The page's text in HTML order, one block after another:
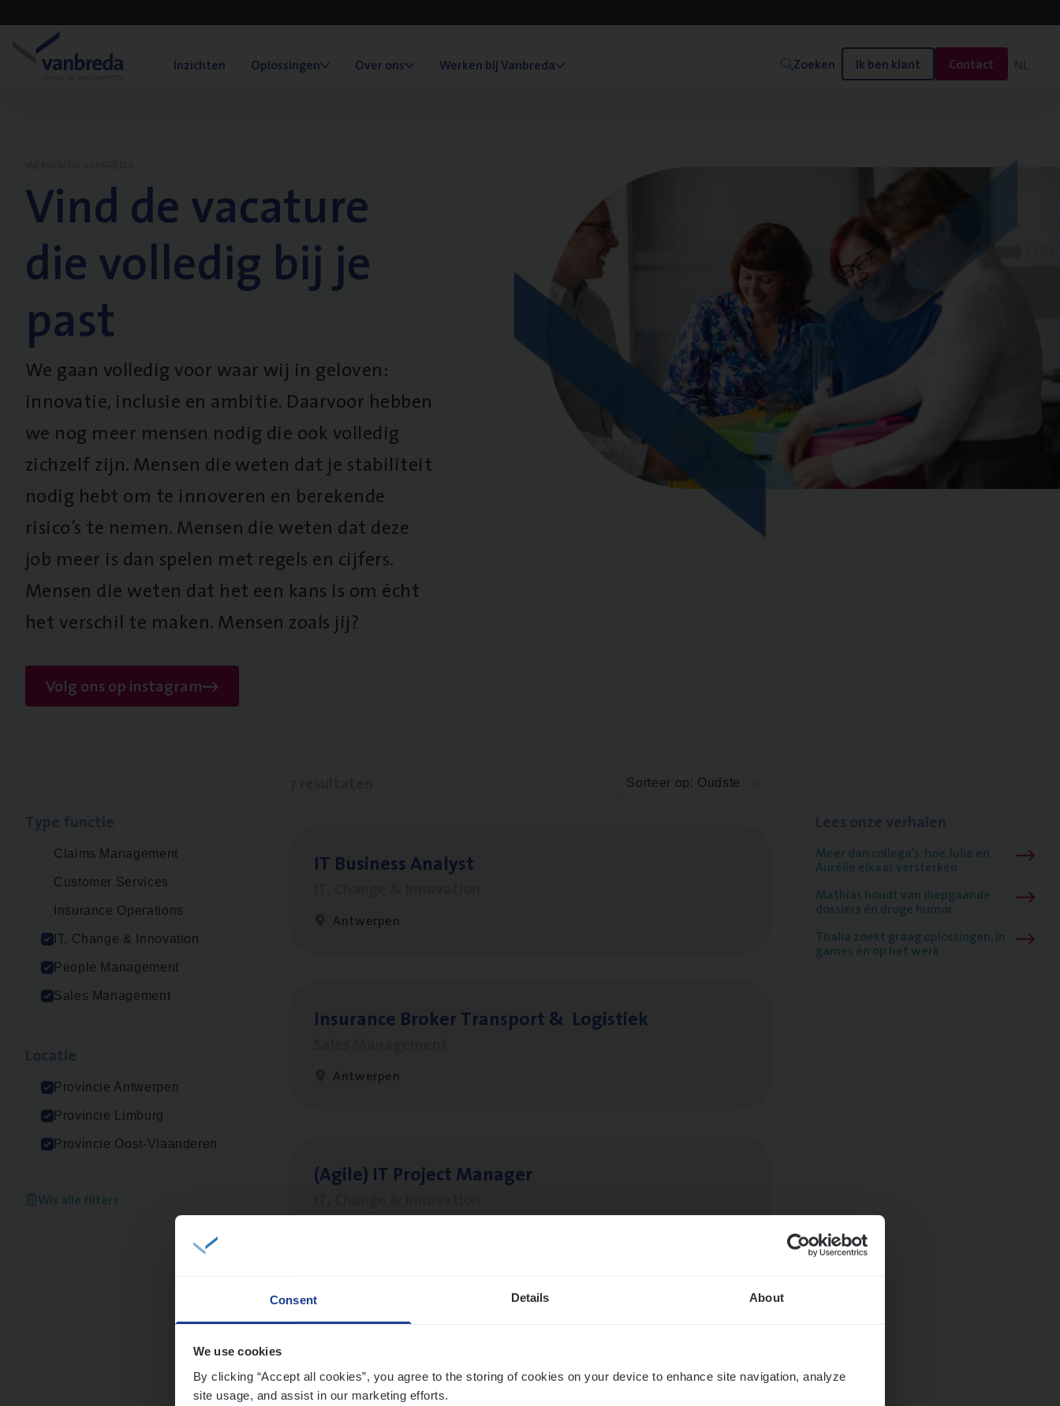
Consent Details About
We use cookies
By clicking “Accept all cookies”, you agree to the storing of cookies on your device to enhance site navigation, analyze
site usage, and assist in our marketing efforts.
Inzichten Oplossingen Over ons Werken bij Vanbreda Zoeken Ik ben klant Contact NL
Vind de vacature
die volledig bij je
past
We gaan volledig voor waar wij in geloven:
innovatie, inclusie en ambitie. Daarvoor hebben
we nog meer mensen nodig die ook volledig
zichzelf zijn. Mensen die weten dat je stabiliteit
nodig hebt om te innoveren en berekende
risico’s te nemen. Mensen die weten dat deze
job meer is dan spelen met regels en cijfers.
Mensen die weten dat het een kans is om écht
het verschil te maken. Mensen zoals jij?
Volg ons op instagram
Claims Management
Customer Services
Insurance Operations
IT, Change & Innovation
People Management
Sales Management
Provincie Antwerpen
Provincie Limburg
Provincie Oost-Vlaanderen
Wis alle filters
Sorteer op: Oudste
IT Busi­ness Analyst
Antwerpen
Insu­ran­ce Bro­ker Trans­port& Logistiek
Antwerpen
(Agi­le) IT Pro­ject Manager
Busi­ness Mana­ger Mari­ne Cargo
Antwerpen
Meer dan collega’s: hoe Julie en
Aurélie elkaar versterken
Mathias houdt van diepgaande
dossiers én droge humor
Thalia zoekt graag oplossingen, in
games én op het werk